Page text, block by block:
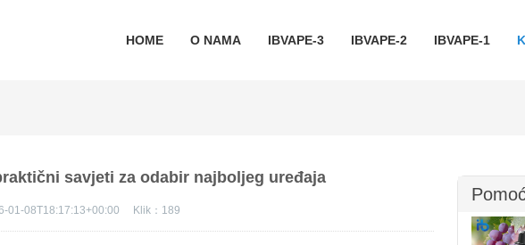
HOME O NAMA IBVAPE-3 IBVAPE-2 IBVAPE-1
savjeti za odabir najboljeg uređaja
01-08T18:17:13+00:00 Klik： 189